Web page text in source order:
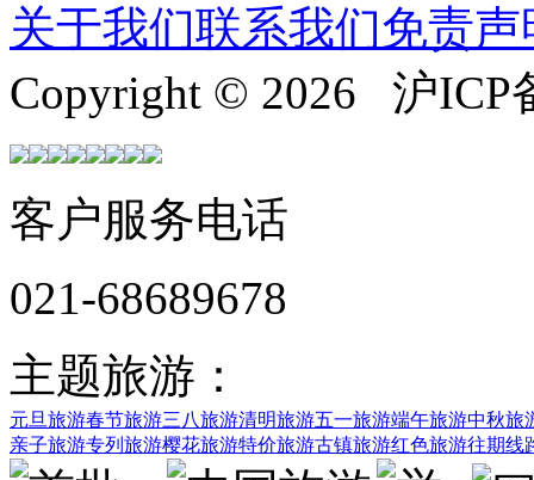
关于我们联系我们免责声
Copyright © 2026 沪ICP
客户服务电话
021-68689678
主题旅游：
元旦旅游春节旅游三八旅游清明旅游五一旅游端午旅游中秋旅
亲子旅游专列旅游樱花旅游特价旅游古镇旅游红色旅游往期线